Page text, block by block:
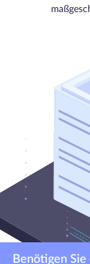
Benötigen Sie